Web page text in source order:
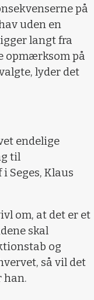
på
uden en
langt fra
opmærksom på
lyder det
endelige
til
Seges, Klaus
om, at det er et
skal
og
så vil det
han.